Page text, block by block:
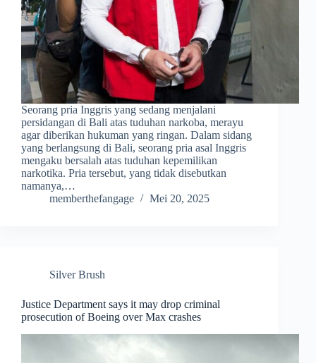
Seorang pria Inggris yang sedang menjalani
persidangan di Bali atas tuduhan narkoba, merayu
agar diberikan hukuman yang ringan. Dalam sidang
yang berlangsung di Bali, seorang pria asal Inggris
mengaku bersalah atas tuduhan kepemilikan
narkotika. Pria tersebut, yang tidak disebutkan
namanya,…
memberthefangage
Mei 20, 2025
Silver Brush
Justice Department says it may drop criminal
prosecution of Boeing over Max crashes